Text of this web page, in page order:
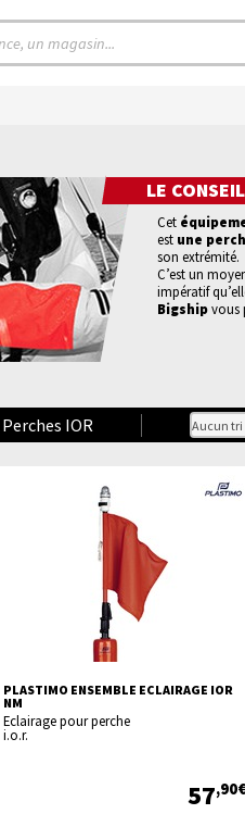
LE CONSEIL
Cet
est une
son extrémité.
C’est un
impératif
Bigshipvous
Perches IOR
PLASTIMO ENSEMBLE ECLAIRAGE IOR
NM
Eclairage pour perche
i.o.r.
57,90€